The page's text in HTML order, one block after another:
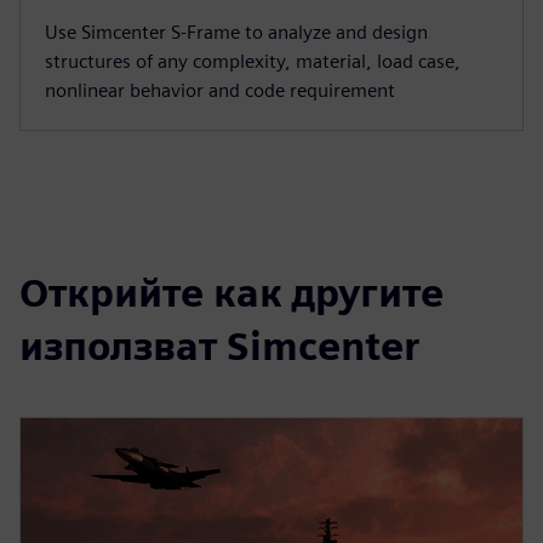
Use Simcenter S‑Frame to analyze and design
structures of any complexity, material, load case,
nonlinear behavior and code requirement
Открийте как другите
използват Simcenter